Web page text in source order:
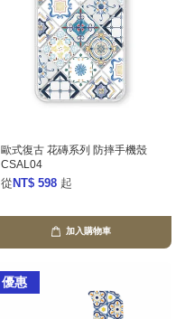
歐式復古 花磚系列 防摔手機殼
CSAL04
從 NT$ 598 起
加入購物車
優惠